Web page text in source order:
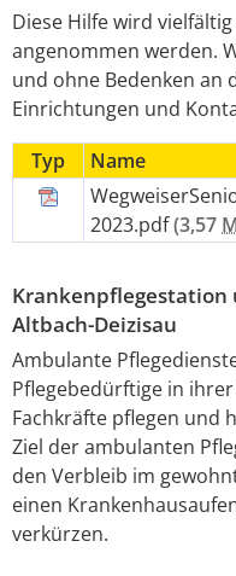
Diese Hilfe wird
angenommen werden.
und ohne Bedenken an
Einrichtungen und
Typ
Name
2023.pdf(3,57
Krankenpflegestation
Altbach-Deizisau
Ambulante
Pflegebedürftige in
Fachkräfte pflegen und
Ziel der ambulanten
den Verbleib im
einen
verkürzen.